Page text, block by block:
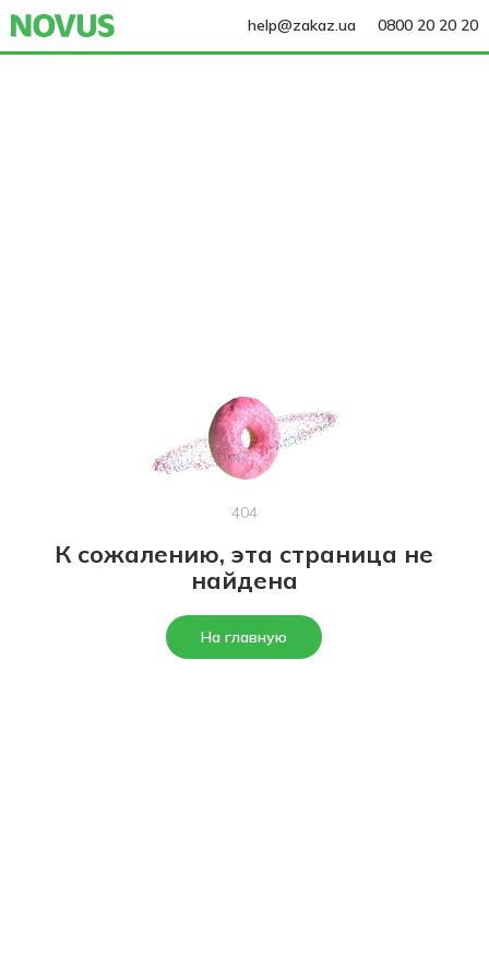
help@zakaz.ua 0800 20 20 20
404
К сожалению, эта страница не
найдена
На главную